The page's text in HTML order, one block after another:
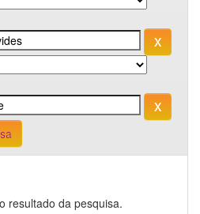
resultado da pesquisa.